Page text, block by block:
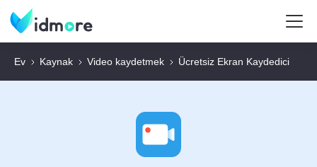
Ev Kaynak Video kaydetmek Ücretsiz Ekran Kaydedici